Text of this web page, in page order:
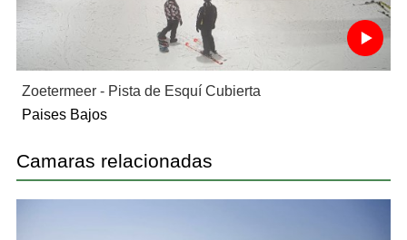
Zoetermeer - Pista de Esquí Cubierta
Paises Bajos
Camaras relacionadas